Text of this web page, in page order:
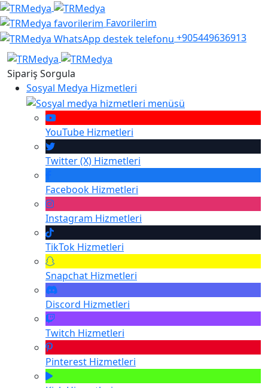
Favorilerim
+905449636913
Sipariş Sorgula
Sosyal Medya Hizmetleri
YouTube Hizmetleri
Twitter (X) Hizmetleri
Facebook Hizmetleri
Instagram Hizmetleri
TikTok Hizmetleri
Snapchat Hizmetleri
Discord Hizmetleri
Twitch Hizmetleri
Pinterest Hizmetleri